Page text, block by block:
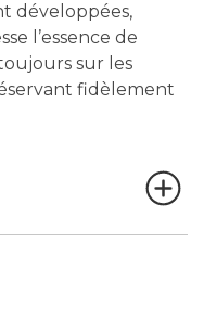
développées,
l’essence de
sur les
fidèlement